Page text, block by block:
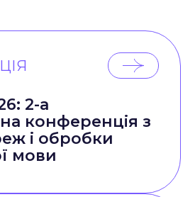
2-а
конференція з
і обробки
мови